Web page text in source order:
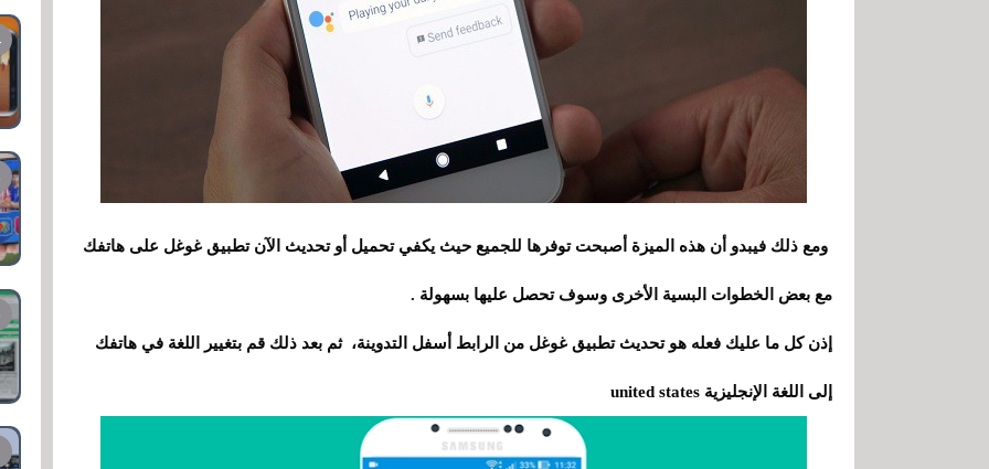
ومع ذلك فيبدو أن هذه الميزة أصبحت توفرها للجميع حيث يكفي تحميل أو تحديث الآن تطبيق غوغل على هاتفك
مع بعض الخطوات البسية الأخرى وسوف تحصل عليها بسهولة .
إذن كل ما عليك فعله هو تحديث تطبيق غوغل من الرابط أسفل التدوينة، ثم بعد ذلك قم بتغيير اللغة في هاتفك
إلى اللغة الإنجليزية united states